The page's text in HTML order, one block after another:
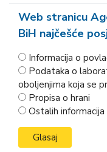
Web stranicu
BiH najčešće
Informacija o
Podataka o
oboljenjima koja se
Propisa o hrani
Ostalih informacija